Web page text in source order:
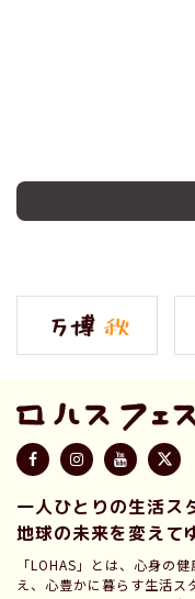
一人ひとりの生活ス
地球の未来を変えて
「LOHAS」とは、心身の
え、心豊かに暮らす生活ス